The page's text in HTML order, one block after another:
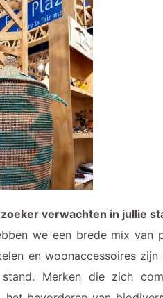
verwachten in jullie
we een brede mix van
en woonaccessoires
Merken die zich